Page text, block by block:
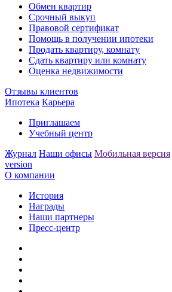
Обмен квартир
Срочный выкуп
Правовой сертификат
Помощь в получении ипотеки
Продать квартиру, комнату
Сдать квартиру или комнату
Оценка недвижимости
Отзывы клиентов
Ипотека Карьера
Приглашаем
Учебный центр
Журнал Наши офисы Мобильная версия
version
О компании
История
Награды
Наши партнеры
Пресс-центр